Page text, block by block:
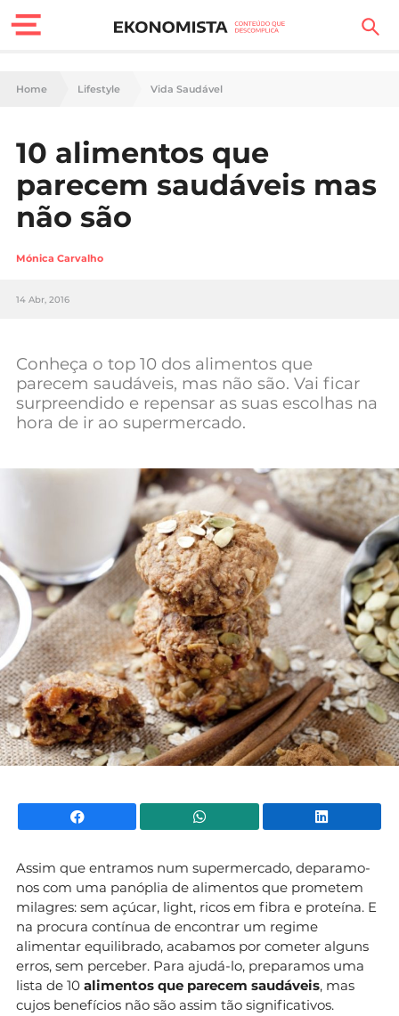
Finanças Pessoais
Carreira
Casa
Lifestyle
Sociedade
Negócios
Mundial 2026
Home Lifestyle Vida Saudável
10 alimentos que
parecem saudáveis mas
não são
Mónica Carvalho
14 Abr, 2016
Conheça o top 10 dos alimentos que
parecem saudáveis, mas não são. Vai ficar
surpreendido e repensar as suas escolhas na
hora de ir ao supermercado.
Facebook WhatsApp
Assim que entramos num supermercado, deparamo-
nos com uma panóplia de alimentos que prometem
milagres: sem açúcar, light, ricos em fibra e proteína. E
na procura contínua de encontrar um regime
alimentar equilibrado, acabamos por cometer alguns
erros, sem perceber. Para ajudá-lo, preparamos uma
lista de 10 alimentos que parecem saudáveis, mas
cujos benefícios não são assim tão significativos.